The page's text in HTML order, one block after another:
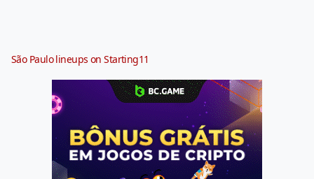
São Paulo lineups on Starting11